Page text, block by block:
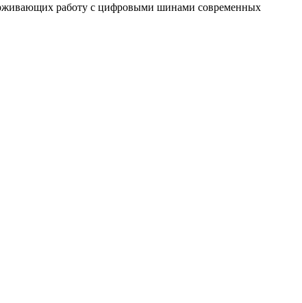
работу с цифровыми шинами современных